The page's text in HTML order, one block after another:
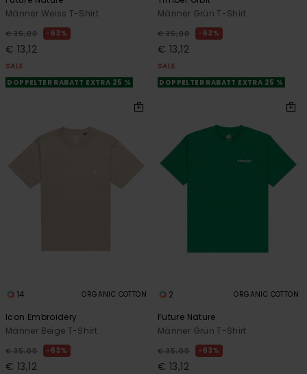
Männer Weiss T-Shirt
€ 35,00 63%
€ 13,12
SALE
DOPPELTER RABATT EXTRA 25 %
Männer Grün T-Shirt
€ 35,00 63%
€ 13,12
SALE
DOPPELTER RABATT EXTRA 25 %
14 ORGANIC COTTON
Icon Embroidery
Männer Beige T-Shirt
€ 35,00 63%
€ 13,12
2 ORGANIC COTTON
Future Nature
Männer Grün T-Shirt
€ 35,00 63%
€ 13,12